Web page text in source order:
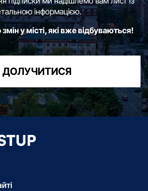
інформацією.
у місті, які вже відбуваються!
ДОЛУЧИТИСЯ